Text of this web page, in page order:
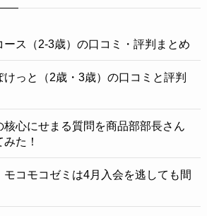
ース（2-3歳）の口コミ・評判まとめ
けっと（2歳・3歳）の口コミと評判
核心にせまる質問を商品部部長さん
た！
モコモコゼミは4月入会を逃しても間